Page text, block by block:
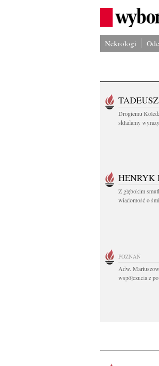
Nekrologi
Drogiemu
składamy
HENRYK
Z głębokim
wiadomość o
POZNAŃ
Adw.
współczucia z